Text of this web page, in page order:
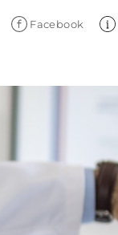
Facebook